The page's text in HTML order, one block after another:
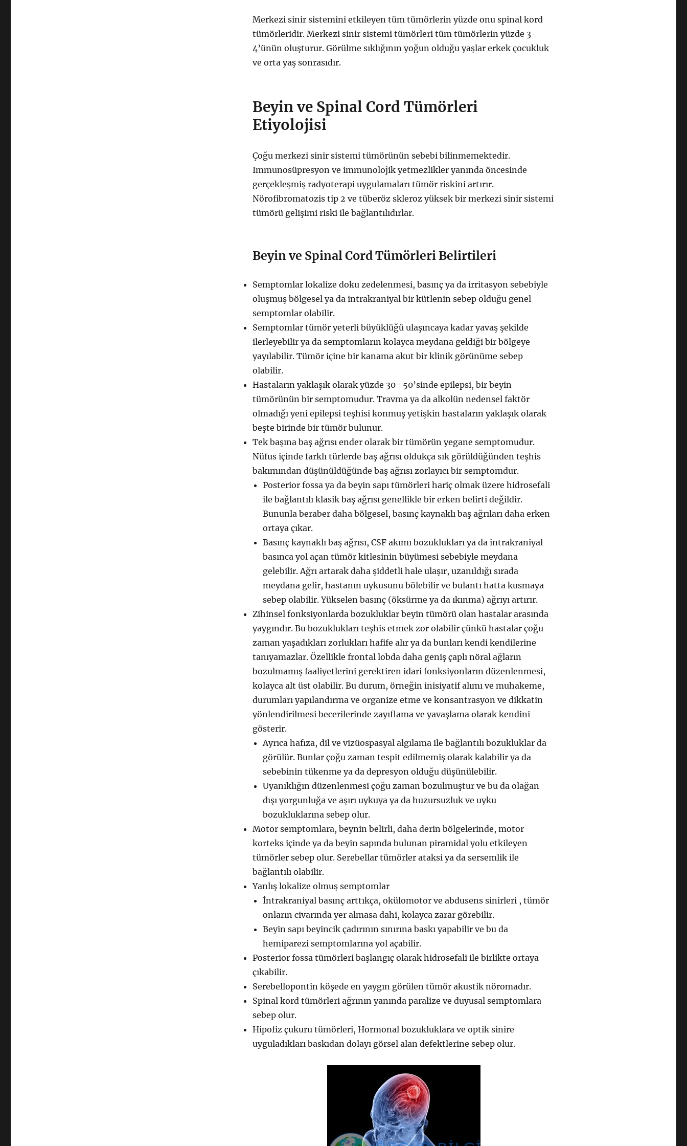
Merkezi sinir sistemini etkileyen tüm tümörlerin yüzde onu spinal kord
tümörleridir. Merkezi sinir sistemi tümörleri tüm tümörlerin yüzde 3-
4’ünün oluşturur. Görülme sıklığının yoğun olduğu yaşlar erkek çocukluk
ve orta yaş sonrasıdır.
Beyin ve Spinal Cord Tümörleri
Etiyolojisi
Çoğu merkezi sinir sistemi tümörünün sebebi bilinmemektedir.
Immunosüpresyon ve immunolojik yetmezlikler yanında öncesinde
gerçekleşmiş radyoterapi uygulamaları tümör riskini artırır.
Nörofibromatozis tip 2 ve tüberöz skleroz yüksek bir merkezi sinir sistemi
tümörü gelişimi riski ile bağlantılıdırlar.
Beyin ve Spinal Cord Tümörleri Belirtileri
Semptomlar lokalize doku zedelenmesi, basınç ya da irritasyon sebebiyle
oluşmuş bölgesel ya da intrakraniyal bir kütlenin sebep olduğu genel
semptomlar olabilir.
Semptomlar tümör yeterli büyüklüğü ulaşıncaya kadar yavaş şekilde
ilerleyebilir ya da semptomların kolayca meydana geldiği bir bölgeye
yayılabilir. Tümör içine bir kanama akut bir klinik görünüme sebep
olabilir.
Hastaların yaklaşık olarak yüzde 30- 50’sinde epilepsi, bir beyin
tümörünün bir semptomudur. Travma ya da alkolün nedensel faktör
olmadığı yeni epilepsi teşhisi konmuş yetişkin hastaların yaklaşık olarak
beşte birinde bir tümör bulunur.
Tek başına baş ağrısı ender olarak bir tümörün yegane semptomudur.
Nüfus içinde farklı türlerde baş ağrısı oldukça sık görüldüğünden teşhis
bakımından düşünüldüğünde baş ağrısı zorlayıcı bir semptomdur.
Posterior fossa ya da beyin sapı tümörleri hariç olmak üzere hidrosefali
ile bağlantılı klasik baş ağrısı genellikle bir erken belirti değildir.
Bununla beraber daha bölgesel, basınç kaynaklı baş ağrıları daha erken
ortaya çıkar.
Basınç kaynaklı baş ağrısı, CSF akımı bozuklukları ya da intrakraniyal
basınca yol açan tümör kitlesinin büyümesi sebebiyle meydana
gelebilir. Ağrı artarak daha şiddetli hale ulaşır, uzanıldığı sırada
meydana gelir, hastanın uykusunu bölebilir ve bulantı hatta kusmaya
sebep olabilir. Yükselen basınç (öksürme ya da ıkınma) ağrıyı artırır.
Zihinsel fonksiyonlarda bozukluklar beyin tümörü olan hastalar arasında
yaygındır. Bu bozuklukları teşhis etmek zor olabilir çünkü hastalar çoğu
zaman yaşadıkları zorlukları hafife alır ya da bunları kendi kendilerine
tanıyamazlar. Özellikle frontal lobda daha geniş çaplı nöral ağların
bozulmamış faaliyetlerini gerektiren idari fonksiyonların düzenlenmesi,
kolayca alt üst olabilir. Bu durum, örneğin inisiyatif alımı ve muhakeme,
durumları yapılandırma ve organize etme ve konsantrasyon ve dikkatin
yönlendirilmesi becerilerinde zayıflama ve yavaşlama olarak kendini
gösterir.
Ayrıca hafıza, dil ve vizüospasyal algılama ile bağlantılı bozukluklar da
görülür. Bunlar çoğu zaman tespit edilmemiş olarak kalabilir ya da
sebebinin tükenme ya da depresyon olduğu düşünülebilir.
Uyanıklığın düzenlenmesi çoğu zaman bozulmuştur ve bu da olağan
dışı yorgunluğa ve aşırı uykuya ya da huzursuzluk ve uyku
bozukluklarına sebep olur.
Motor semptomlara, beynin belirli, daha derin bölgelerinde, motor
korteks içinde ya da beyin sapında bulunan piramidal yolu etkileyen
tümörler sebep olur. Serebellar tümörler ataksi ya da sersemlik ile
bağlantılı olabilir.
Yanlış lokalize olmuş semptomlar
İntrakraniyal basınç arttıkça, okülomotor ve abdusens sinirleri , tümör
onların civarında yer almasa dahi, kolayca zarar görebilir.
Beyin sapı beyincik çadırının sınırına baskı yapabilir ve bu da
hemiparezi semptomlarına yol açabilir.
Posterior fossa tümörleri başlangıç olarak hidrosefali ile birlikte ortaya
çıkabilir.
Serebellopontin köşede en yaygın görülen tümör akustik nöromadır.
Spinal kord tümörleri ağrının yanında paralize ve duyusal semptomlara
sebep olur.
Hipofiz çukuru tümörleri, Hormonal bozukluklara ve optik sinire
uyguladıkları baskıdan dolayı görsel alan defektlerine sebep olur.